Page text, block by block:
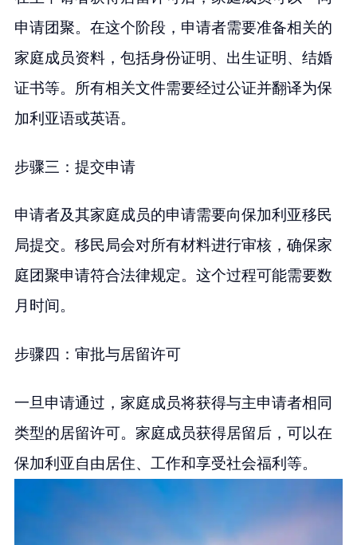
申请团聚。在这个阶段，申请者需要准备相关的
家庭成员资料，包括身份证明、出生证明、结婚
证书等。所有相关文件需要经过公证并翻译为保
加利亚语或英语。
步骤三：提交申请
申请者及其家庭成员的申请需要向保加利亚移民
局提交。移民局会对所有材料进行审核，确保家
庭团聚申请符合法律规定。这个过程可能需要数
月时间。
步骤四：审批与居留许可
一旦申请通过，家庭成员将获得与主申请者相同
类型的居留许可。家庭成员获得居留后，可以在
保加利亚自由居住、工作和享受社会福利等。